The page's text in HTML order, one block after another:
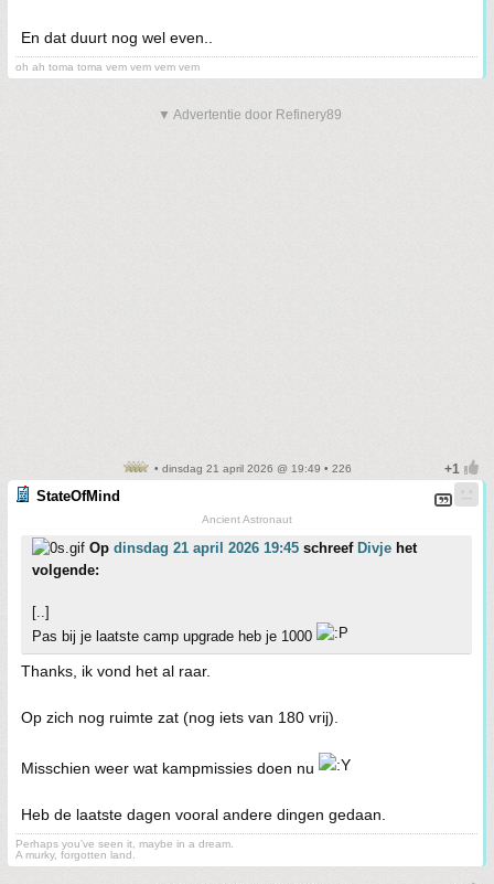
En dat duurt nog wel even..
oh ah toma toma vem vem vem vem
▼ Advertentie door Refinery89
• dinsdag 21 april 2026 @ 19:49 • 226
StateOfMind
Ancient Astronaut
Op dinsdag 21 april 2026 19:45 schreef Divje het
volgende:
[..]
Pas bij je laatste camp upgrade heb je 1000
Thanks, ik vond het al raar.
Op zich nog ruimte zat (nog iets van 180 vrij).
Misschien weer wat kampmissies doen nu
Heb de laatste dagen vooral andere dingen gedaan.
Perhaps you've seen it, maybe in a dream.
A murky, forgotten land.